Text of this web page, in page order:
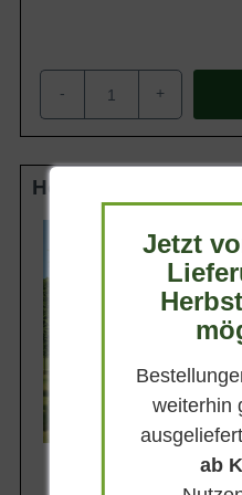
- +
Hochstamm-Spalier
Jetzt
weiterhin
ab